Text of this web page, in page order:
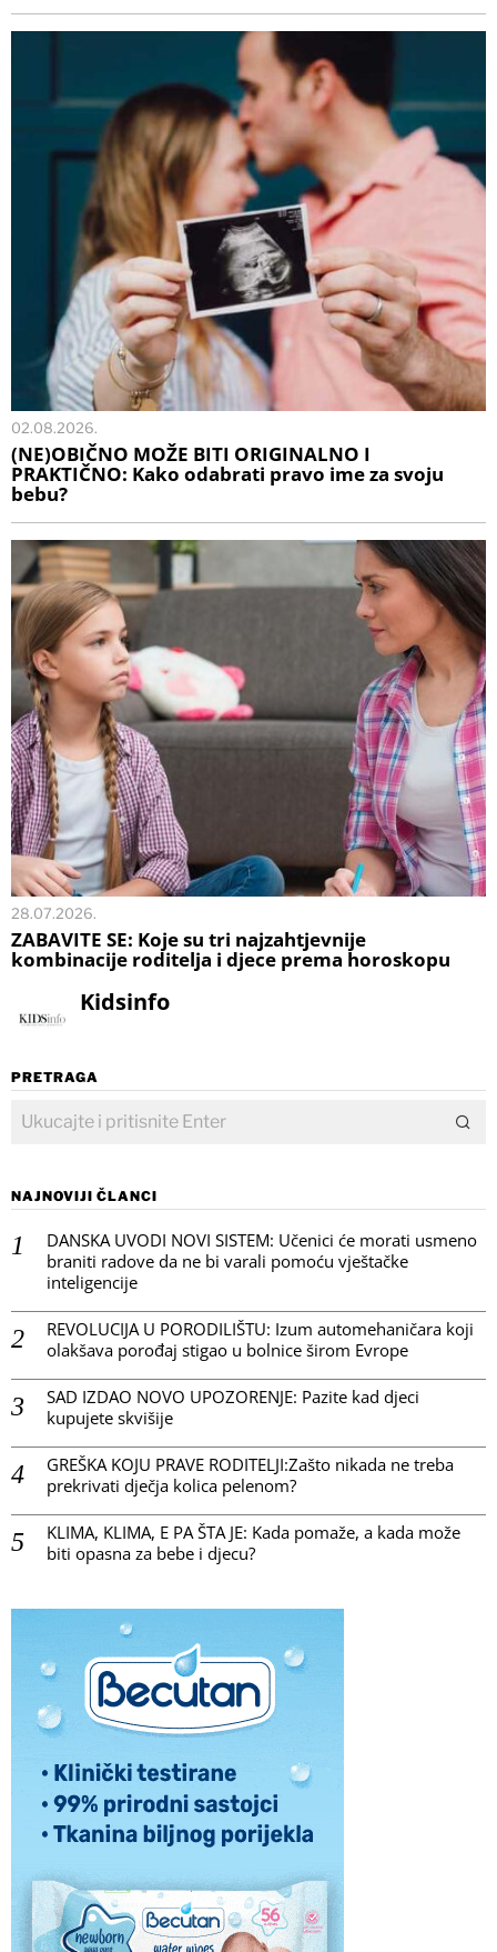
02.08.2026.
(NE)OBIČNO MOŽE BITI ORIGINALNO I
PRAKTIČNO: Kako odabrati pravo ime za svoju
bebu?
28.07.2026.
ZABAVITE SE: Koje su tri najzahtjevnije
kombinacije roditelja i djece prema horoskopu
Kidsinfo
PRETRAGA
NAJNOVIJI ČLANCI
DANSKA UVODI NOVI SISTEM: Učenici će morati usmeno
braniti radove da ne bi varali pomoću vještačke
inteligencije
REVOLUCIJA U PORODILIŠTU: Izum automehaničara koji
olakšava porođaj stigao u bolnice širom Evrope
SAD IZDAO NOVO UPOZORENJE: Pazite kad djeci
kupujete skvišije
GREŠKA KOJU PRAVE RODITELJI:Zašto nikada ne treba
prekrivati dječja kolica pelenom?
KLIMA, KLIMA, E PA ŠTA JE: Kada pomaže, a kada može
biti opasna za bebe i djecu?